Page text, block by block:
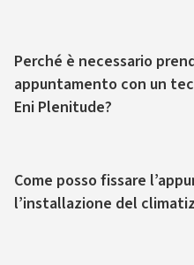
Perché è necessario
appuntamento con un
Eni Plenitude?
Come posso fissare
l’installazione del